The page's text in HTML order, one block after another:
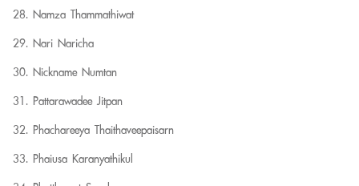
Namza Thammathiwat
Nari Naricha
Nickname Numtan
Pattarawadee Jitpan
Phachareeya Thaithaveepaisarn
Phaiusa Karanyathikul